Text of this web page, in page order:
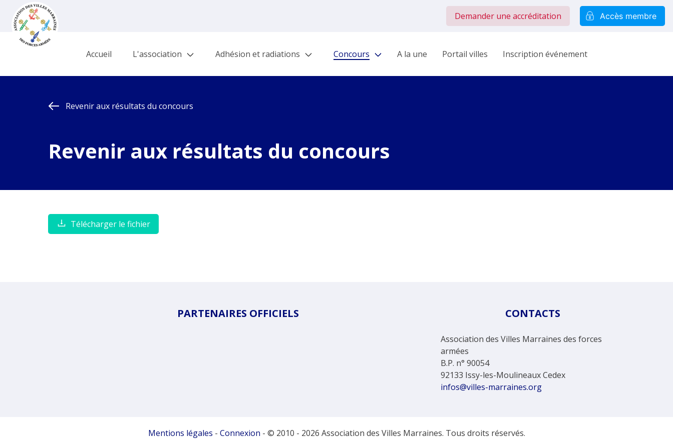
Demander une accréditation Accès membre
Accueil L'association Adhésion et radiations Concours A la une Portail villes Inscription événement
Revenir aux résultats du concours
Revenir aux résultats du concours
Télécharger le fichier
PARTENAIRES OFFICIELS CONTACTS
Association des Villes Marraines des forces
armées
B.P. n° 90054
92133 Issy-les-Moulineaux Cedex
infos@villes-marraines.org
Mentions légales - Connexion - © 2010 - 2026 Association des Villes Marraines. Tous droits réservés.